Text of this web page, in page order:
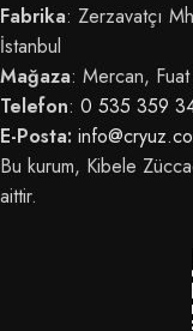
Fabrika: Zerzavatçı
İstanbul
Mağaza: Mercan,
Telefon: 0 535 359
E-Posta:
Bu kurum, Kibele
aittir.